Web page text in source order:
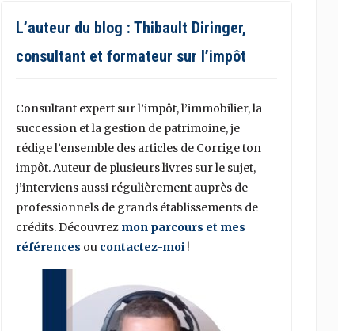
L’auteur du blog : Thibault Diringer,
consultant et formateur sur l’impôt
Consultant expert sur l’impôt, l’immobilier, la
succession et la gestion de patrimoine, je
rédige l’ensemble des articles de Corrige ton
impôt. Auteur de plusieurs livres sur le sujet,
j’interviens aussi régulièrement auprès de
professionnels de grands établissements de
crédits. Découvrez mon parcours et mes
références ou contactez-moi!